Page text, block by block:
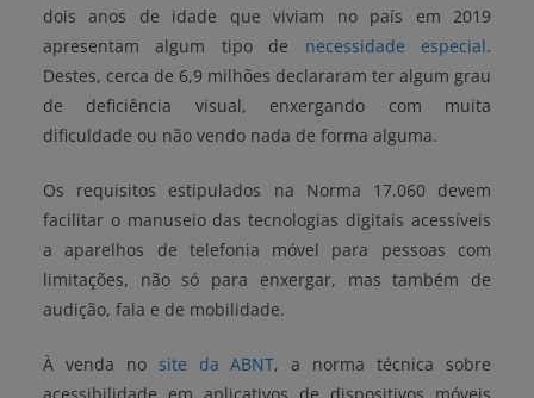
dois anos de idade que viviam no país em 2019
apresentam algum tipo de necessidade especial.
Destes, cerca de 6,9 milhões declararam ter algum grau
de deficiência visual, enxergando com muita
dificuldade ou não vendo nada de forma alguma.
Os requisitos estipulados na Norma 17.060 devem
facilitar o manuseio das tecnologias digitais acessíveis
a aparelhos de telefonia móvel para pessoas com
limitações, não só para enxergar, mas também de
audição, fala e de mobilidade.
À venda nosite da ABNT, a norma técnica sobre